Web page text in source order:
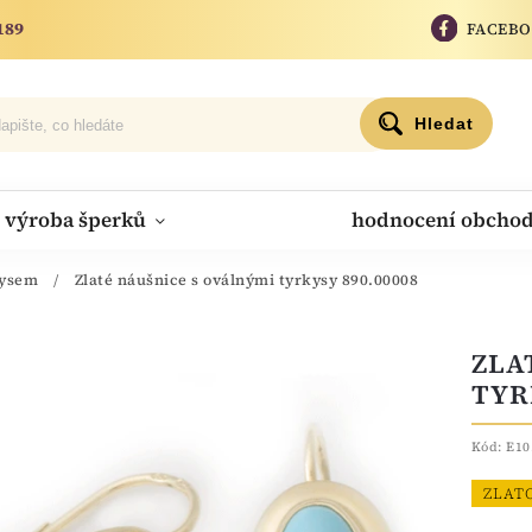
Hledat
výroba šperků hodnocení
/ Zlaté náušnice s oválnými tyrkysy 890.00008
Kód: